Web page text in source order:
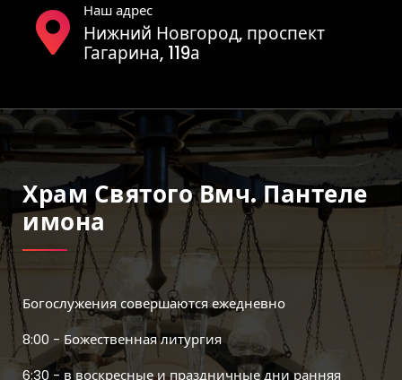
Наш адрес
Нижний Новгород, проспект
Гагарина, 119а
Храм Святого Вмч. Пантеле
Имона
Богослужения совершаются ежедневно
8:00 - Божественная литургия
6:30 - в воскресные и праздничные дни ранняя